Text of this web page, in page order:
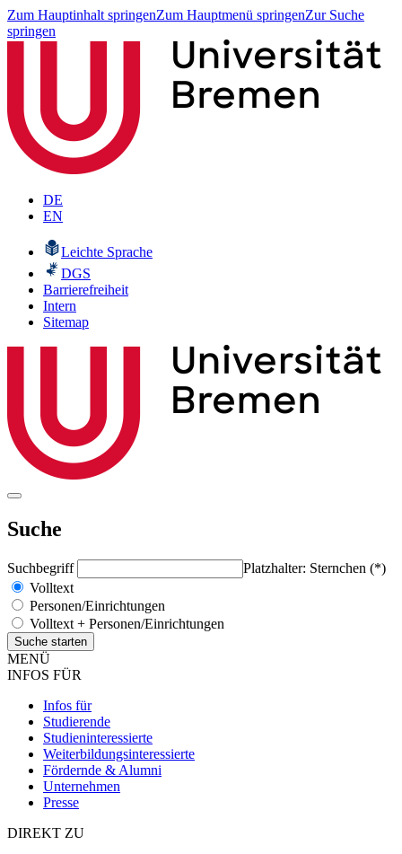
Zum Hauptinhalt springenZum Hauptmenü springenZur Suche
springen
DE
EN
Leichte Sprache
DGS
Barrierefreiheit
Intern
Sitemap
Suche
Suchbegriff
Platzhalter: Sternchen (*)
Volltext
Personen/Einrichtungen
Volltext + Personen/Einrichtungen
MENÜ
INFOS FÜR
Infos für
Studierende
Studieninteressierte
Weiterbildungsinteressierte
Fördernde & Alumni
Unternehmen
Presse
DIREKT ZU